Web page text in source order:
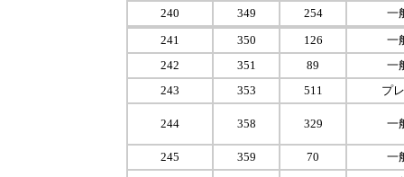
240 349 254
一
241
350 126
一
242
351 89
一
243
353 511 プ
244 358 329 一
245 359 70
一